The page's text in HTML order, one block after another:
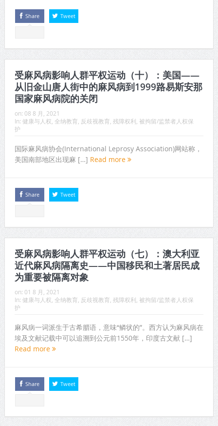
Share Tweet
受麻风病影响人群平权运动（十）：美国——
从旧金山唐人街中的麻风病到1999路易斯安那
国家麻风病院的关闭
on: 08 8 月, 2021
In: 健康与人权 全纳教育 反歧视教育 残障权利 被拘留/监禁者人权保
护
国际麻风病协会(International Leprosy Association)网站称，
美国南部地区出现麻 […] Read more
Share Tweet
受麻风病影响人群平权运动（七）：澳大利亚
近代麻风病隔离史——中国移民和土著居民成
为重要被隔离对象
on: 01 8 月, 2021
In: 健康与人权 全纳教育 反歧视教育 残障权利 被拘留/监禁者人权保
护
麻风病一词派生于古希腊语，意味“鳞状的”。西方认为麻风病在
埃及文献记载中可以追溯到公元前1550年，印度古文献 […]
Read more
Share Tweet